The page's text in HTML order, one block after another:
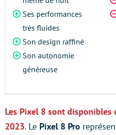
Ses performances
très fluides
Son design raffiné
Son autonomie
généreuse
Les Pixel 8 sont disponibles
2023. Le Pixel 8 Pro